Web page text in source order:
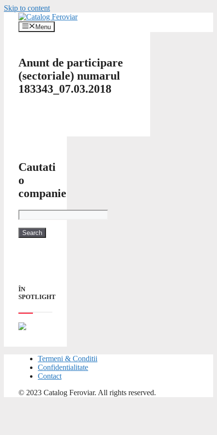
Skip to content
Menu
Anunt de participare
(sectoriale) numarul
183343_07.03.2018
Cautati
o
companie
ÎN
SPOTLIGHT
Termeni & Conditii
Confidentialitate
Contact
© 2023 Catalog Feroviar. All rights reserved.